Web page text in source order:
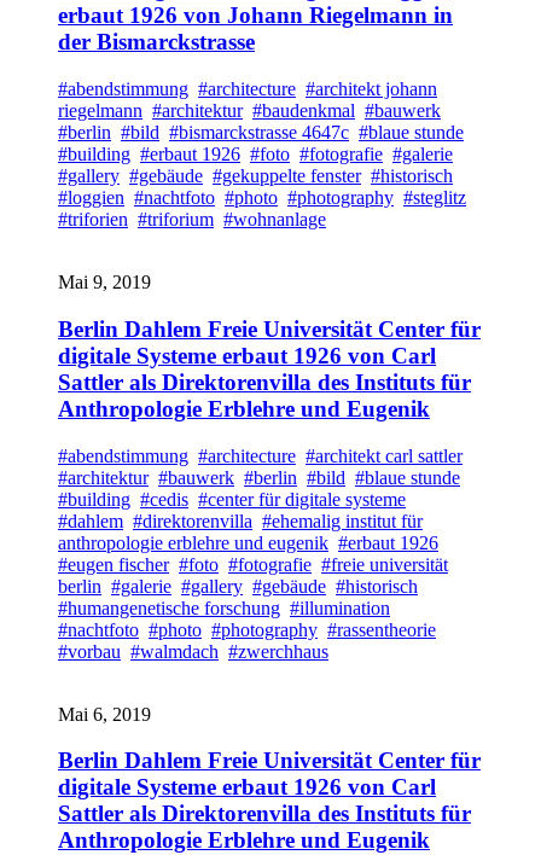
erbaut 1926 von Johann Riegelmann in
der Bismarckstrasse
#abendstimmung #architecture #architekt johann
riegelmann #architektur #baudenkmal #bauwerk
#berlin #bild #bismarckstrasse 4647c #blaue stunde
#building #erbaut 1926 #foto #fotografie #galerie
#gallery #gebäude #gekuppelte fenster #historisch
#loggien #nachtfoto #photo #photography #steglitz
#triforien #triforium #wohnanlage
Mai 9, 2019
Berlin Dahlem Freie Universität Center für
digitale Systeme erbaut 1926 von Carl
Sattler als Direktorenvilla des Instituts für
Anthropologie Erblehre und Eugenik
#abendstimmung #architecture #architekt carl sattler
#architektur #bauwerk #berlin #bild #blaue stunde
#building #cedis #center für digitale systeme
#dahlem #direktorenvilla #ehemalig institut für
anthropologie erblehre und eugenik #erbaut 1926
#eugen fischer #foto #fotografie #freie universität
berlin #galerie #gallery #gebäude #historisch
#humangenetische forschung #illumination
#nachtfoto #photo #photography #rassentheorie
#vorbau #walmdach #zwerchhaus
Mai 6, 2019
Berlin Dahlem Freie Universität Center für
digitale Systeme erbaut 1926 von Carl
Sattler als Direktorenvilla des Instituts für
Anthropologie Erblehre und Eugenik